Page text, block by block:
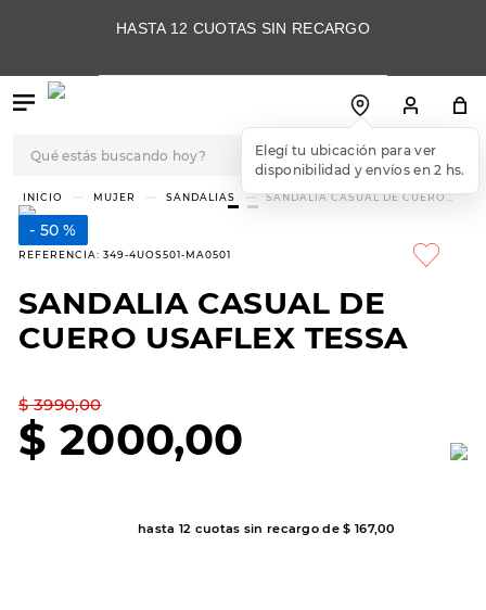
HASTA 12 CUOTAS SIN RECARGO
MUJER SANDALIAS
SANDALIA CASUAL DE CUERO
50 %
REFERENCIA: 349-4UOS501-MA0501
SANDALIA CASUAL DE
CUERO USAFLEX TESSA
$ 3990,00
$ 2000,00
hasta 12 cuotas sin recargo de$ 167,00
TÉRMINOS MÁS
BUSCADOS
3.
skechers slip-ins